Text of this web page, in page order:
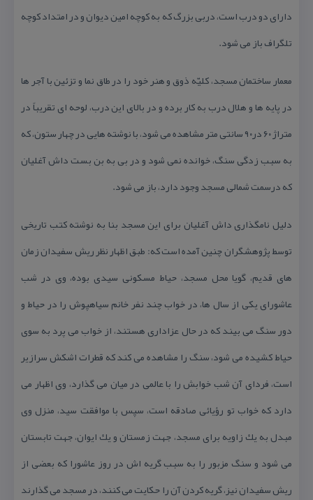
دارای دو درب است، دربی بزرگ كه به كوچه امین دیوان و در امتداد كوچه
تلگراف باز می شود.
معمار ساختمان مسجد، كلیّه ذوق و هنر خود را در طاق نما و تزئین با آجر ها
در پایه ها و هلال درب به كار برده و در بالای این درب، لوحه ای تقریباً در
متراژ ۶۰ در۹۰ سانتی متر مشاهده می شود، با نوشته هایی در چهار ستون، كه
به سبب زدگی سنگ، خوانده نمی شود و در بی به بن بست داش آغلیان
كه درسمت شمالی مسجد وجود دارد، باز می شود.
دلیل نامگذاری داش آغلیان برای این مسجد بنا به نوشته كتب تاریخی
توسط پژوهشگران چنین آمده است كه: طبق اظهار نظر ریش سفیدان زمان
های قدیم، گویا محل مسجد، حیاط مسكونی سیدی بوده، وی در شب
عاشورای یكی از سال ها، در خواب چند نفر خانم سیاهپوش را در حیاط و
دور سنگ می بیند كه در حال عزاداری هستند، از خواب می پرد به سوی
حیاط كشیده می شود، سنگ را مشاهده می كند كه قطرات اشكش سرازیر
است، فردای آن شب خوابش را با عالمی در میان می گذارد، وی اظهار می
دارد كه خواب تو رؤیائی صادقه است، سپس با موافقت سید، منزل وی
مبدل به یك زاویه برای مسجد، جهت زمستان و یك ایوان، جهت تابستان
می شود و سنگ مزبور را به سبب گریه اش در روز عاشورا كه بعضی از
ریش سفیدان نیز، گریه كردن آن را حكایت می كنند، در مسجد می گذارند